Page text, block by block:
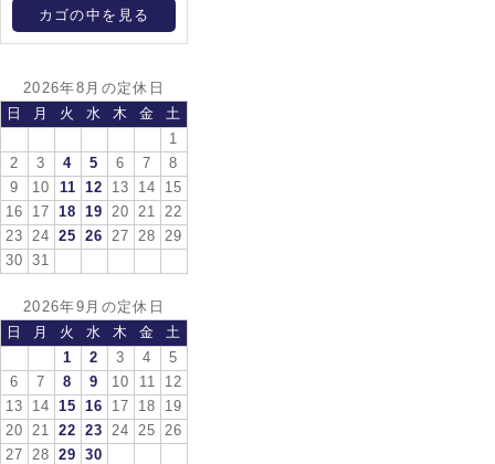
カゴの中を見る
2026年8月の定休日
日
月 火 水 木 金
土
1
2
3 4 5 6 7
8
9
10 11 12 13 14
15
16
17 18 19 20 21
22
23
24 25 26 27 28
29
30
31
2026年9月の定休日
日
月 火 水 木 金
土
1
2 3 4
5
6
7 8 9 10 11
12
13
14 15 16 17 18
19
20
21 22 23 24 25
26
27
28 29 30